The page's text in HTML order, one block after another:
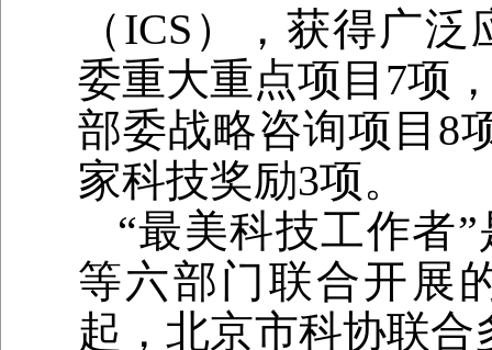
（ICS），获得广
委重大重点项目7项
部委战略咨询项目8
家科技奖励3项。
“最美科技工作者
等六部门联合开展
起，北京市科协联